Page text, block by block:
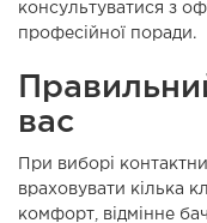
консультуватися з
професійної поради.
вас
При виборі
враховувати кілька
комфорт, відмінне